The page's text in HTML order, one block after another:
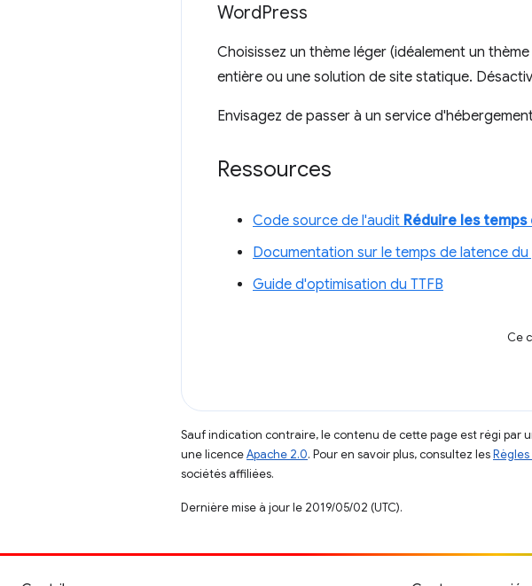
WordPress
Choisissez un thème léger (idéalement un
entière ou une solution de site statique.
Envisagez de passer à un service
Ressources
Code source de l'audit Réduire les temps
Documentation sur le temps de latence
Guide d'optimisation du TTFB
Ce
Sauf indication contraire, le contenu de cette page est régi par
une licenceApache 2.0. Pour en savoir plus, consultez les
sociétés affiliées.
Dernière mise à jour le 2019/05/02 (UTC).